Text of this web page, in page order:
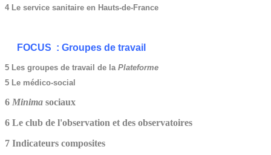
4 Le service sanitaire en Hauts-de-France
FOCUS : Groupes de travail
5 Les groupes de travail de la Plateforme
5 Le médico-social
6 Minima sociaux
6 Le club de l'observation et des observatoires
7 Indicateurs composites